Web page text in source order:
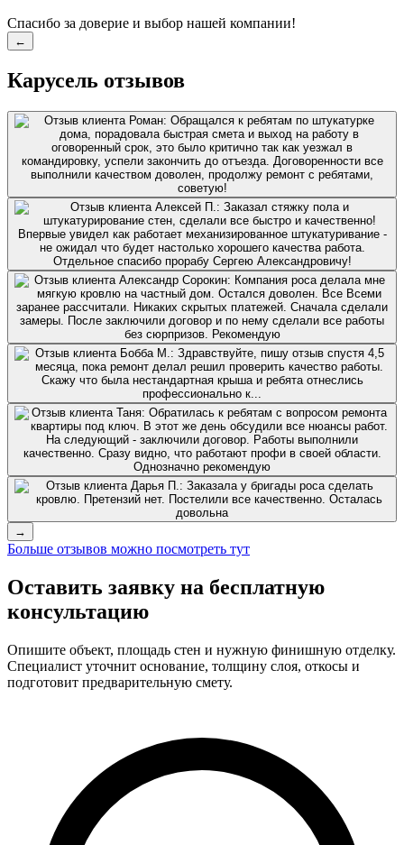
Спасибо за доверие и выбор нашей компании!
←
Карусель отзывов
→
Больше отзывов можно посмотреть тут
Оставить заявку на бесплатную
консультацию
Опишите объект, площадь стен и нужную финишную отделку.
Специалист уточнит основание, толщину слоя, откосы и
подготовит предварительную смету.